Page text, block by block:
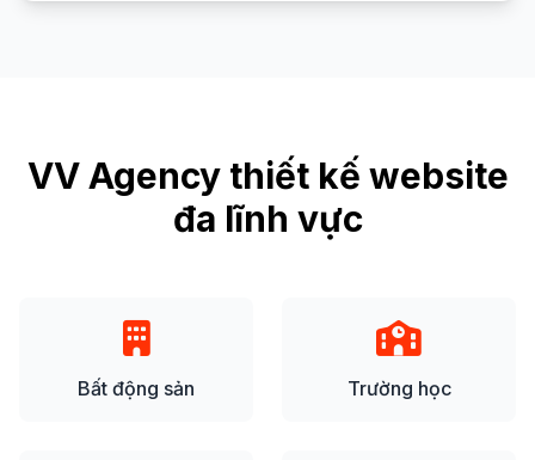
VV Agency thiết kế website
đa lĩnh vực
Bất động sản Trường học